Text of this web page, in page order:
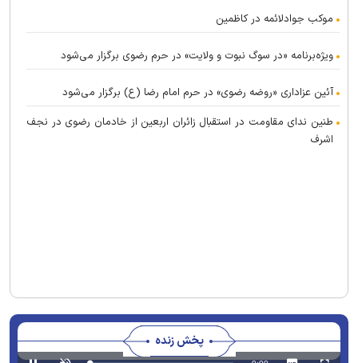
موکب جوادلائمه در کاظمین
ویژه‌برنامه «در سوگ نبوت و ولایت» در حرم رضوی برگزار می‌شود
آئین عزاداری «روضه رضوی» در حرم امام رضا (ع) برگزار می‌شود
طنین ندای مقاومت در استقبال زائران اربعین از خادمان رضوی در نجف
اشرف
پخش زنده